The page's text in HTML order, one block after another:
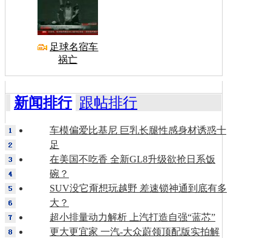
足球名宿车
祸亡
新闻排行 跟帖排行
车模偏爱比基尼 巨乳长腿性感身材诱惑十
足
在美国不吃香 全新GL8升级欲抢日系饭
碗？
SUV没它甭想玩越野 差速锁神通到底有多
大？
超小排量动力解析 上汽打造自强“蓝芯”
更大更宜家 一汽-大众蔚领顶配版实拍解